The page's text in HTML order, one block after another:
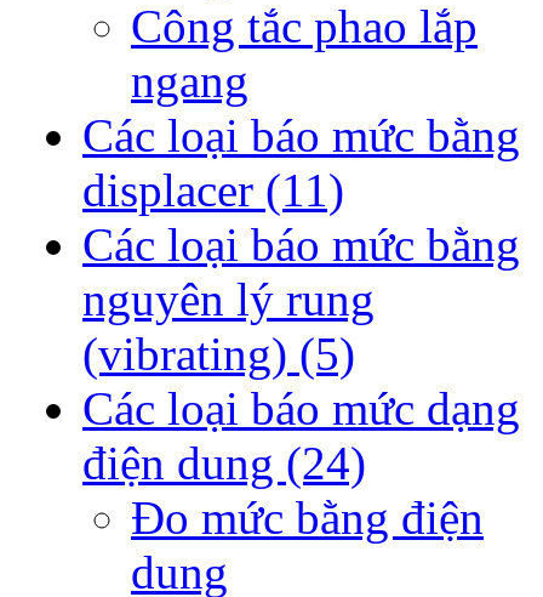
Công tắc phao lắp
ngang
Các loại báo mức bằng
displacer (11)
Các loại báo mức bằng
nguyên lý rung
(vibrating) (5)
Các loại báo mức dạng
điện dung (24)
Đo mức bằng điện
dung